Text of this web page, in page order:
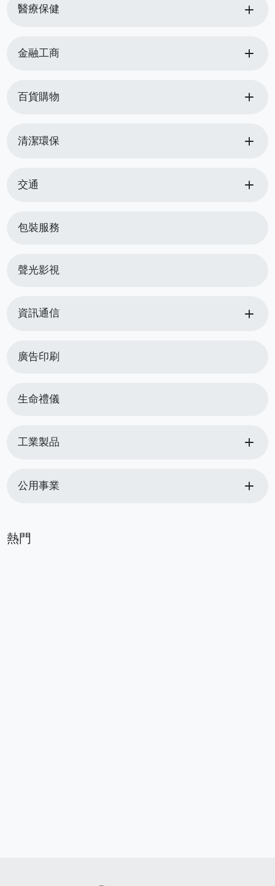
醫療保健 add
金融工商 add
百貨購物 add
清潔環保 add
交通 add
包裝服務
聲光影視
資訊通信 add
廣告印刷
生命禮儀
工業製品 add
公用事業 add
熱門